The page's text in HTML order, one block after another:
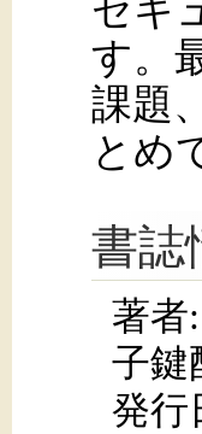
セキ
す。
課題
とめ
書誌
著者
子鍵
発行